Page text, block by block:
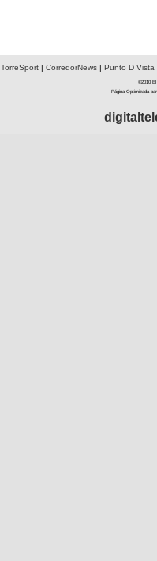
TorreSport| CorredorNews| Punto D Vista
©2010 El
Página Optimizada